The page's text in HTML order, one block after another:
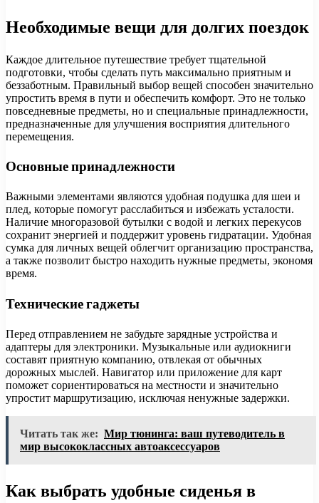
Необходимые вещи для долгих поездок
Каждое длительное путешествие требует тщательной
подготовки, чтобы сделать путь максимально приятным и
беззаботным. Правильный выбор вещей способен значительно
упростить время в пути и обеспечить комфорт. Это не только
повседневные предметы, но и специальные принадлежности,
предназначенные для улучшения восприятия длительного
перемещения.
Основные принадлежности
Важными элементами являются удобная подушка для шеи и
плед, которые помогут расслабиться и избежать усталости.
Наличие многоразовой бутылки с водой и легких перекусов
сохранит энергией и поддержит уровень гидратации. Удобная
сумка для личных вещей облегчит организацию пространства,
а также позволит быстро находить нужные предметы, экономя
время.
Технические гаджеты
Перед отправлением не забудьте зарядные устройства и
адаптеры для электроники. Музыкальные или аудиокниги
составят приятную компанию, отвлекая от обычных
дорожных мыслей. Навигатор или приложение для карт
поможет сориентироваться на местности и значительно
упростит маршрутизацию, исключая ненужные задержки.
Читать так же: Мир тюнинга: ваш путеводитель в
мир высококлассных автоаксессуаров
Как выбрать удобные сиденья в